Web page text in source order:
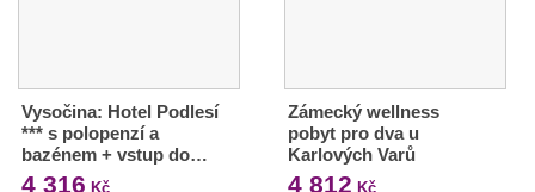
Vysočina: Hotel Podlesí
*** s polopenzí a
bazénem + vstup do…
4 316 Kč
Zámecký wellness
pobyt pro dva u
Karlových Varů
4 812 Kč